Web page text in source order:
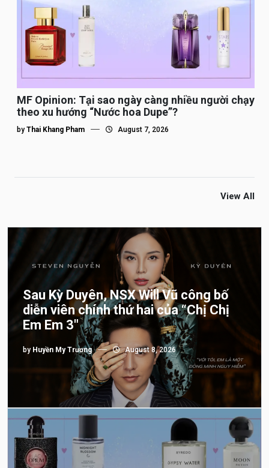
MF Opinion: Tại sao ngày càng nhiều người chạy
theo xu hướng “Nước hoa Dupe”?
by Thai Khang Pham August 7, 2026
View All
Sau Kỳ Duyên, NSX Will Vũ công bố
diễn viên chính thứ hai của “Chị Chị
Em Em 3″
by Huyền My Trương August 8, 2026